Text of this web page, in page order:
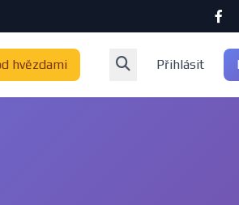
hvězdami Přihlásit